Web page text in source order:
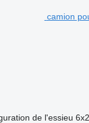
camion
de l'essieu 6x2